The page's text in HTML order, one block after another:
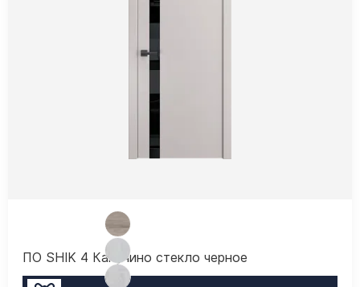
ПО SHIK 4 Капучино стекло черное